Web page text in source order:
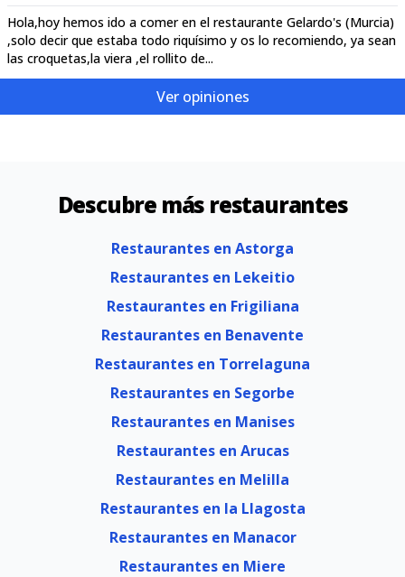
Hola,hoy hemos ido a comer en el restaurante Gelardo's (Murcia)
,solo decir que estaba todo riquísimo y os lo recomiendo, ya sean
las croquetas,la viera ,el rollito de...
Ver opiniones
Descubre más restaurantes
Restaurantes en Astorga
Restaurantes en Lekeitio
Restaurantes en Frigiliana
Restaurantes en Benavente
Restaurantes en Torrelaguna
Restaurantes en Segorbe
Restaurantes en Manises
Restaurantes en Arucas
Restaurantes en Melilla
Restaurantes en la Llagosta
Restaurantes en Manacor
Restaurantes en Miere